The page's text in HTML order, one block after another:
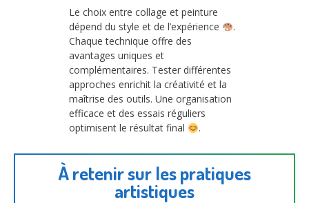
Le choix entre collage et peinture
dépend du style et de l’expérience
.
Chaque technique offre des
avantages uniques et
complémentaires. Tester différentes
approches enrichit la créativité et la
maîtrise des outils. Une organisation
efficace et des essais réguliers
optimisent le résultat final
.
À retenir sur les pratiques
artistiques